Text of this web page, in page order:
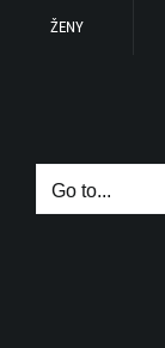
ŽENY
Go to...